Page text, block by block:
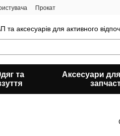
Прокат
аксесуарів для активного
та
Аксесуари для